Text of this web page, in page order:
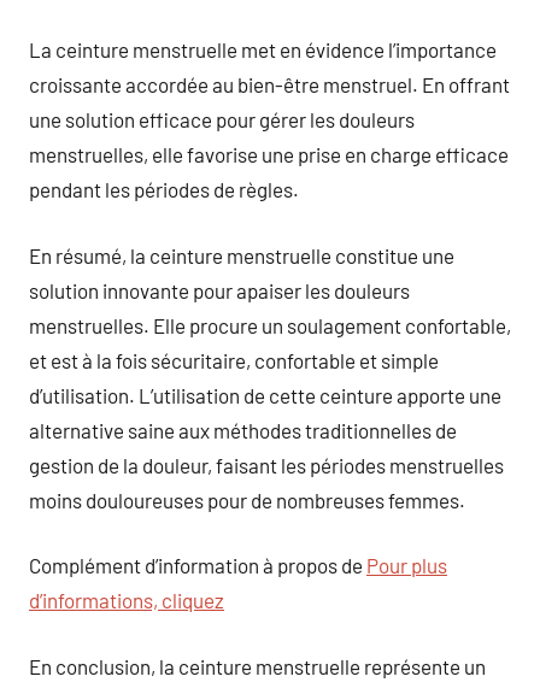
La ceinture menstruelle met en évidence l’importance
croissante accordée au bien-être menstruel. En offrant
une solution efficace pour gérer les douleurs
menstruelles, elle favorise une prise en charge efficace
pendant les périodes de règles.
En résumé, la ceinture menstruelle constitue une
solution innovante pour apaiser les douleurs
menstruelles. Elle procure un soulagement confortable,
et est à la fois sécuritaire, confortable et simple
d’utilisation. L’utilisation de cette ceinture apporte une
alternative saine aux méthodes traditionnelles de
gestion de la douleur, faisant les périodes menstruelles
moins douloureuses pour de nombreuses femmes.
Complément d’information à propos de Pour plus
d’informations, cliquez
En conclusion, la ceinture menstruelle représente un